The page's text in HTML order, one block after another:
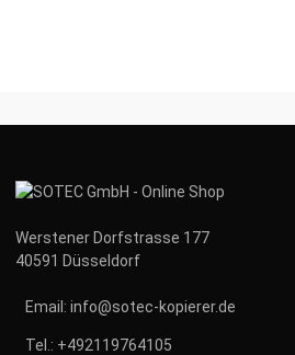
Werstener Dorfstrasse 177
40591 Düsseldorf
Email: info@sotec-kopierer.de
Tel.: +492119764105